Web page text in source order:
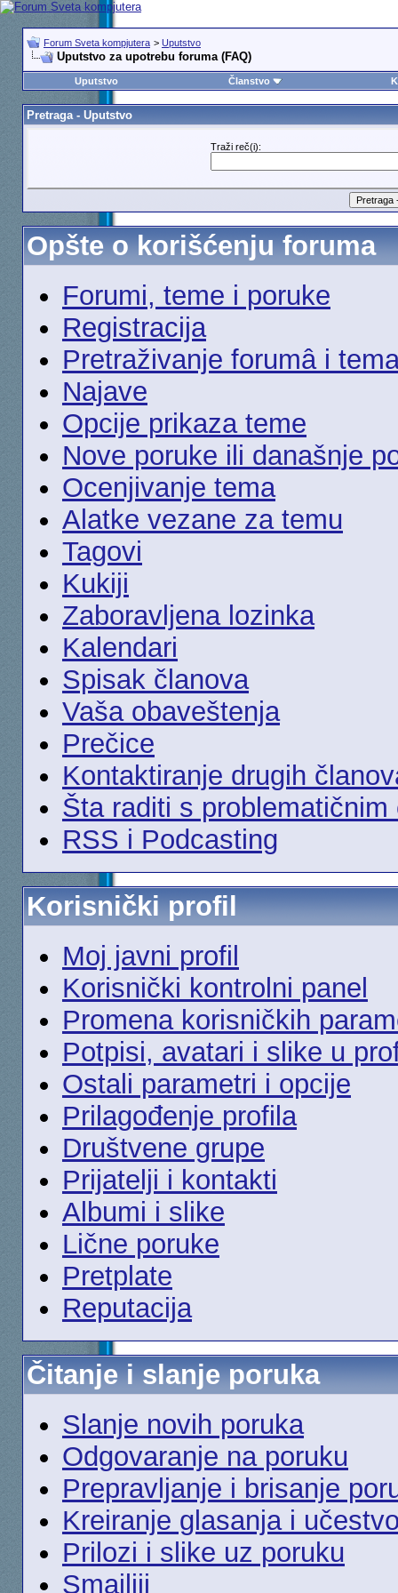
Forum Sveta kompjutera > Uputstvo
Uputstvo za upotrebu foruma (FAQ)
Uputstvo Članstvo
Pretraga - Uputstvo
Traži reč(i):
Opšte o korišćenju foruma
Forumi, teme i poruke
Registracija
Pretraživanje forumâ i
Najave
Opcije prikaza teme
Nove poruke ili današnje
Ocenjivanje tema
Alatke vezane za temu
Tagovi
Kukiji
Zaboravljena lozinka
Kalendari
Spisak članova
Vaša obaveštenja
Prečice
Kontaktiranje drugih
Šta raditi s problematičnim
RSS i Podcasting
Korisnički profil
Moj javni profil
Korisnički kontrolni panel
Promena korisničkih
Potpisi, avatari i slike u
Ostali parametri i opcije
Prilagođenje profila
Društvene grupe
Prijatelji i kontakti
Albumi i slike
Lične poruke
Pretplate
Reputacija
Čitanje i slanje poruka
Slanje novih poruka
Odgovaranje na poruku
Prepravljanje i brisanje
Kreiranje glasanja i
Prilozi i slike uz poruku
Smajliji